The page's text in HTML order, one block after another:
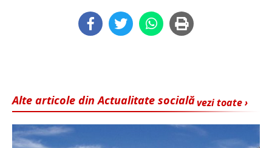
vezi toate ›
Alte articole din Actualitate socială